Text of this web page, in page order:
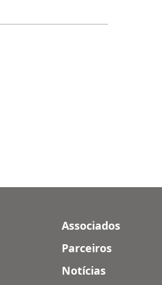
Associados
Parceiros
Notícias